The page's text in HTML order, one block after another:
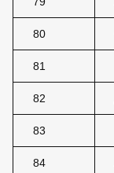
80
81
82
83
84